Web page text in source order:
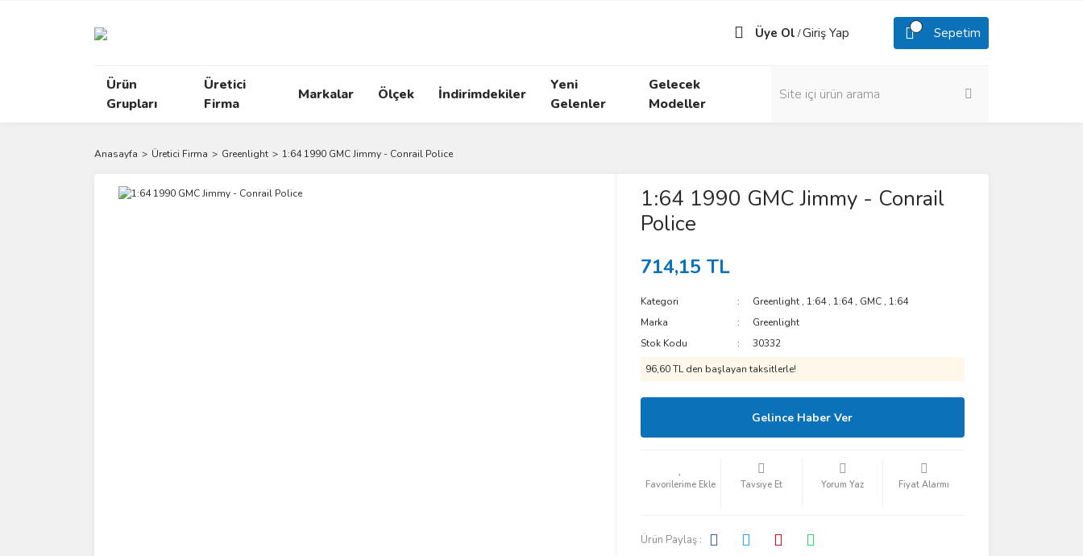
Üye Ol /Giriş Yap Sepetim
Ürün
Grupları
Üretici
Firma
Markalar Ölçek İndirimdekiler
Yeni
Gelenler
Gelecek
Modeller
Anasayfa Üretici Firma Greenlight 1:64 1990 GMC Jimmy - Conrail Police
1:64 1990 GMC Jimmy - Conrail
Police
714,15 TL
Kategori Greenlight , 1:64, 1:64, GMC , 1:64
Marka
Greenlight
Stok Kodu
30332
96,60 TL den başlayan taksitlerle!
Gelince Haber Ver
Tavsiye Et Yorum Yaz Fiyat Alarmı
Ürün Paylaş :